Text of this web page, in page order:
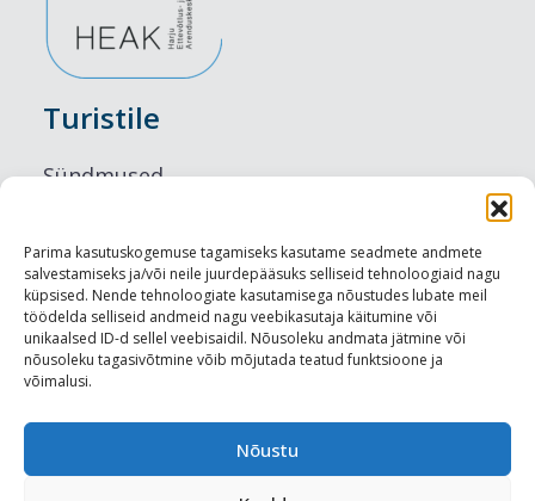
Parima kasutuskogemuse tagamiseks kasutame seadmete andmete
salvestamiseks ja/või neile juurdepääsuks selliseid tehnoloogiaid nagu
küpsised. Nende tehnoloogiate kasutamisega nõustudes lubate meil
töödelda selliseid andmeid nagu veebikasutaja käitumine või
unikaalsed ID-d sellel veebisaidil. Nõusoleku andmata jätmine või
nõusoleku tagasivõtmine võib mõjutada teatud funktsioone ja
võimalusi.
Nõustu
Turistile
Sündmused
Maitseelamused
Vaatamisväärsused
Visit Tallinn
Turismiprofessionaalile